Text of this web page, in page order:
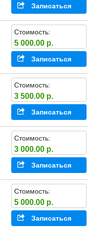
Записаться
Стоимость:
5 000.00 р.
Записаться
Стоимость:
3 500.00 р.
Записаться
Стоимость:
3 000.00 р.
Записаться
Стоимость:
5 000.00 р.
Записаться